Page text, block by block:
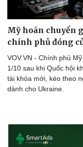
Mỹ hoãn chuyển
chính phủ đóng
VOV.VN - Chính phủ
1/10 sau khi Quốc hội
tài khóa mới, kéo theo
dành cho Ukraine.